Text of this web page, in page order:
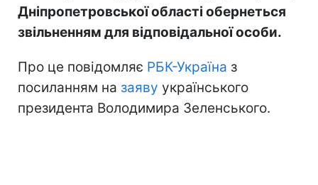
Дніпропетровської області обернеться
звільненням для відповідальної особи.
Про це повідомляє РБК-Україна з
посиланням на заяву українського
президента Володимира Зеленського.